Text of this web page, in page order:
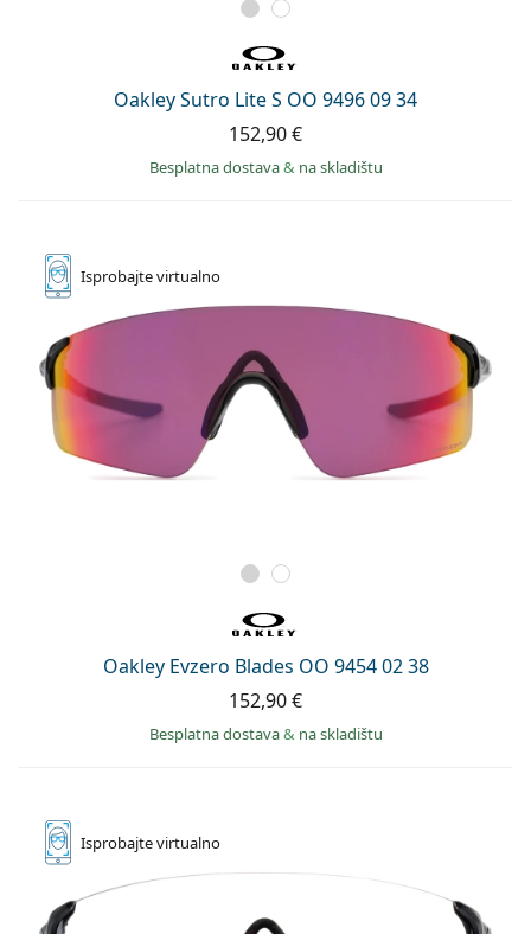
Oakley Sutro Lite S OO 9496 09 34
152,90 €
Besplatna dostava& na skladištu
Isprobajtevirtualno
Oakley Evzero Blades OO 9454 02 38
152,90 €
Besplatna dostava& na skladištu
Isprobajtevirtualno